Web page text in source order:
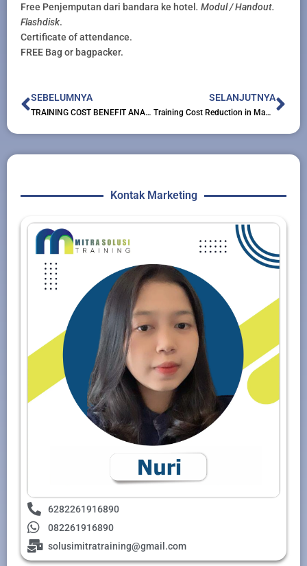
Free Penjemputan dari bandara ke hotel . Modul / Handout.
Flashdisk.
Certificate of attendance.
FREE Bag or bagpacker.
Prev
SEBELUMNYA
TRAINING COST BENEFIT ANALYSIS
SELANJUTNYA
Training Cost Reduction in Manufacturing Operation
Kontak Marketing
6282261916890
082261916890
solusimitratraining@gmail.com